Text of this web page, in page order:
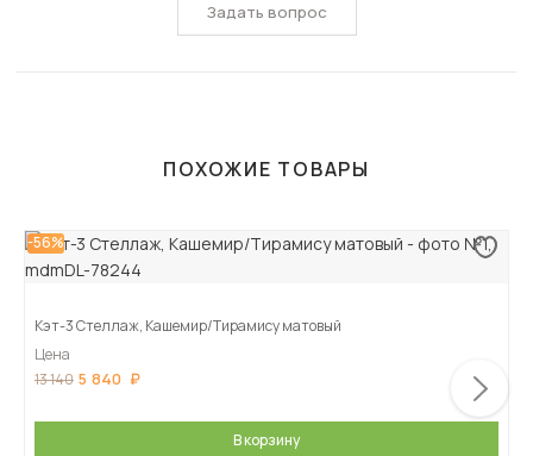
Задать вопрос
ПОХОЖИЕ ТОВАРЫ
-56%
Кэт-3 Стеллаж, Кашемир/Тирамису матовый
Цена
13 140 5 840
В корзину